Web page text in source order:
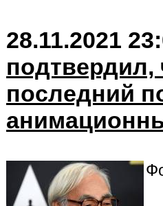
28.11.2021
подтвердил,
последний